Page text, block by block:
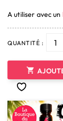
A utiliser avec un
QUANTITÉ :
